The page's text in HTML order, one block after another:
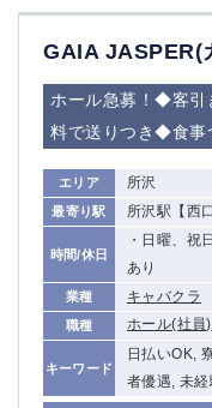
GAIA JASPER(
ホール急募！◆客
料で送りつき◆食事
エリア 所沢
最寄り駅 所沢駅【西
時間/休日
・日曜、祝
あり
業種 キャバクラ
職種 ホール(社員)
キーワード
日払いOK,
者優遇, 未
五井
神奈川県
川崎
本厚木
藤沢
武蔵小杉
小田原
関内・馬車道・日ノ
元住吉
戸塚